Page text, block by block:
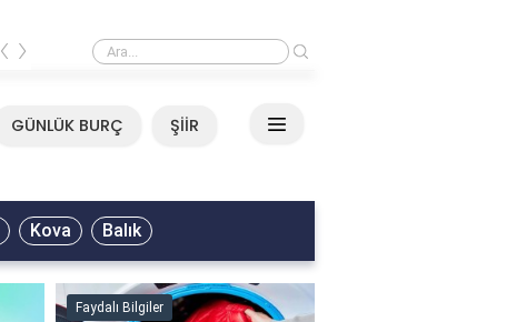
Mirkelam - Tavla Sözleri
‹ ›
GÜNLÜK BURÇ ŞİİR
Kova Balık
Faydalı Bilgiler